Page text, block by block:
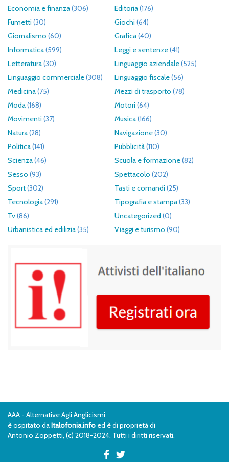
Economia e finanza(306) Editoria(176)
Fumetti (30) Giochi (64)
Giornalismo (60) Grafica(40)
Informatica(599) Leggi e sentenze(41)
Letteratura(30) Linguaggio aziendale(525)
Linguaggio commerciale(308) Linguaggio fiscale(56)
Medicina(75) Mezzi di trasporto (78)
Moda(168) Motori (64)
Movimenti (37) Musica(166)
Natura(28) Navigazione(30)
Politica(141) Pubblicità(110)
Scienza(46) Scuola e formazione(82)
Sesso (93) Spettacolo (202)
Sport(302) Tasti e comandi (25)
Tecnologia(291) Tipografia e stampa(33)
Tv(86) Uncategorized (0)
Urbanistica ed edilizia(35) Viaggi e turismo (90)
AAA - Alternative Agli Anglicismi
è ospitato daItalofonia.info ed è di proprietà di
Antonio Zoppetti, (c) 2018-2024. Tutti i diritti riservati.